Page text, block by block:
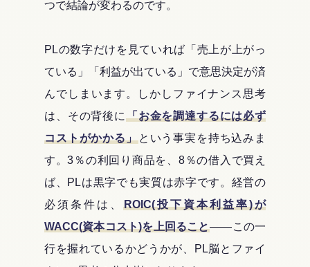
つで結論が変わるのです。
PLの数字だけを見ていれば「売上が上がっ
ている」「利益が出ている」で意思決定が済
んでしまいます。しかしファイナンス思考
は、その背後に 「お金を調達するには必ず
コストがかかる」という事実を持ち込みま
す。3％の利回り商品を、8％の借入で買え
ば、PLは黒字でも実質は赤字です。経営の
必須条件は、 ROIC(投下資本利益率)が
WACC(資本コスト)を上回ること――この一
行を握れているかどうかが、PL脳とファイ